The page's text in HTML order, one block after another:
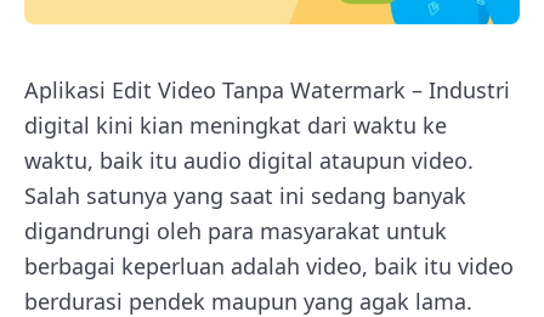
Aplikasi Edit Video Tanpa Watermark – Industri
digital kini kian meningkat dari waktu ke
waktu, baik itu audio digital ataupun video.
Salah satunya yang saat ini sedang banyak
digandrungi oleh para masyarakat untuk
berbagai keperluan adalah video, baik itu video
berdurasi pendek maupun yang agak lama.